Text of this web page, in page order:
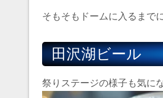
そもそもドームに入るまで
田沢湖ビール
祭りステージの様子も気に